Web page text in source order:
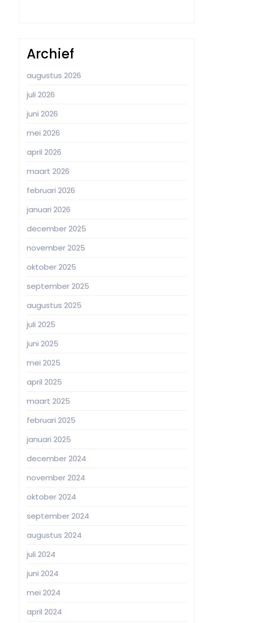
Archief
augustus 2026
juli 2026
juni 2026
mei 2026
april 2026
maart 2026
februari 2026
januari 2026
december 2025
november 2025
oktober 2025
september 2025
augustus 2025
juli 2025
juni 2025
mei 2025
april 2025
maart 2025
februari 2025
januari 2025
december 2024
november 2024
oktober 2024
september 2024
augustus 2024
juli 2024
juni 2024
mei 2024
april 2024